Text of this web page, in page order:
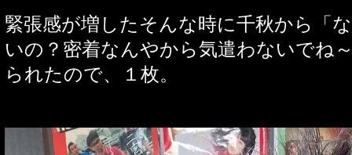
緊張感が増したそんな時に千秋から「
いの？密着なんやから気遣わないでね
られたので、１枚。